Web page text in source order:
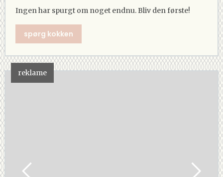
Ingen har spurgt om noget endnu. Bliv den første!
spørg kokken
reklame